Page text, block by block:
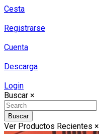
Cesta
Registrarse
Cuenta
Descarga
Login
Buscar ×
Buscar
Ver Productos Recientes ×